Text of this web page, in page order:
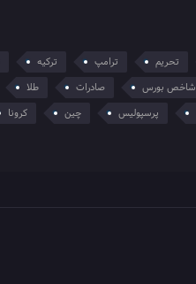
تحریم ترامپ ترکیه
شاخص بورس صادرات طلا
پرسپولیس چین کرونا